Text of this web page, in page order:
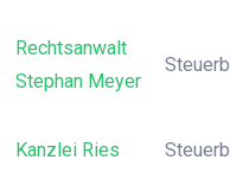
Rechtsanwalt
Stephan Meyer
Kanzlei Ries